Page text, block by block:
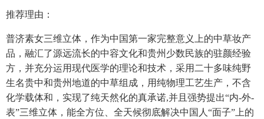
推荐理由：
普济素女三维立体，作为中国第一家完整意义上的中草妆产
品，融汇了源远流长的中容文化和贵州少数民族的驻颜经验
方，并充分运用现代医学的理论和技术，采用二十多味纯野
生名贵中和贵州地道的中草组成，用纯物理工艺生产，不含
化学载体和，实现了纯天然化的真承诺,并且强势提出“内-外-
表”三维立体，能全方位、全天候彻底解决中国人“面子”上的